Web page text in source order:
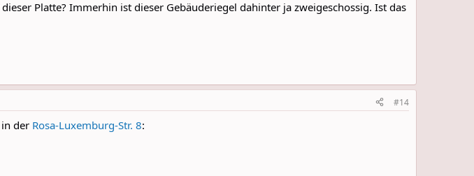
Platte? Immerhin ist dieser Gebäuderiegel dahinter ja zweigeschossig. Ist das
#14
der Rosa-Luxemburg-Str. 8: